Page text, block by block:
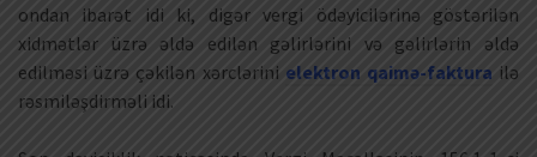
ondan ibarət idi ki, digər vergi ödəyicilərinə göstərilən
xidmətlər üzrə əldə edilən gəlirlərini və gəlirlərin əldə
edilməsi üzrə çəkilən xərclərini elektron qaimə-faktura ilə
rəsmiləşdirməli idi.